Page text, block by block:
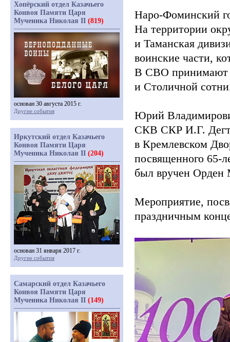
Наро-Фоминский
На территории
и Таманская
воинские части,
В СВО принимают
и Столичной
Юрий
СКВ СКР И.Г.
в Кремлевском
посвященного 65-
был вручен Орден
Мероприятие,
праздничным
Хопёрский отдел Казачьего
Конвоя Памяти Царя
Мученика Николая II (819)
основан 30 августа 2015 г.
Другие события
Иркутский отдел Казачьего
Конвоя Памяти Царя
Мученика Николая II (204)
основан 31 января 2017 г.
Другие события
Самарский отдел Казачьего
Конвоя Памяти Царя
Мученика Николая II (149)